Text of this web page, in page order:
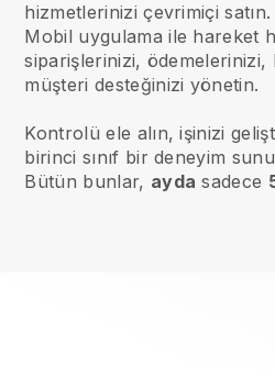
hizmetlerinizi çevrimiçi satın.
Mobil uygulama ile hareket
siparişlerinizi, ödemelerinizi,
müşteri desteğinizi yönetin.
Kontrolü ele alın, işinizi
birinci sınıf bir deneyim
Bütün bunlar, ayda sadece